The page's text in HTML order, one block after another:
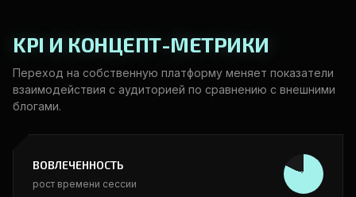
KPI И КОНЦЕПТ-МЕТРИКИ
Переход на собственную платформу меняет показатели
взаимодействия с аудиторией по сравнению с внешними
блогами.
ВОВЛЕЧЕННОСТЬ
рост времени сессии
82%